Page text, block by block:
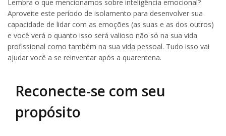
Lembra o que mencionamos sobre inteligência emocional?
Aproveite este período de isolamento para desenvolver sua
capacidade de lidar com as emoções (as suas e as dos outros)
e você verá o quanto isso será valioso não só na sua vida
profissional como também na sua vida pessoal. Tudo isso vai
ajudar você a se reinventar após a quarentena.
Reconecte-se com seu
propósito